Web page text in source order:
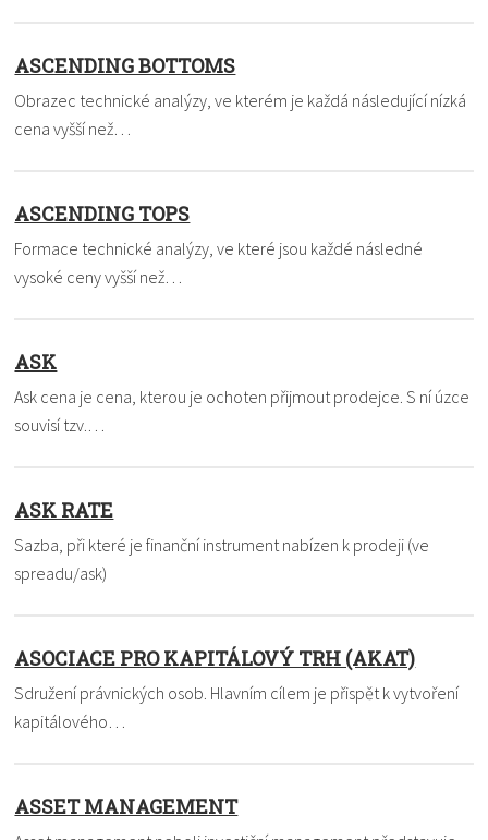
ASCENDING BOTTOMS
Obrazec technické analýzy, ve kterém je každá následující nízká
cena vyšší než…
ASCENDING TOPS
Formace technické analýzy, ve které jsou každé následné
vysoké ceny vyšší než…
ASK
Ask cena je cena, kterou je ochoten přijmout prodejce. S ní úzce
souvisí tzv.…
ASK RATE
Sazba, při které je finanční instrument nabízen k prodeji (ve
spreadu/ask)
ASOCIACE PRO KAPITÁLOVÝ TRH (AKAT)
Sdružení právnických osob. Hlavním cílem je přispět k vytvoření
kapitálového…
ASSET MANAGEMENT